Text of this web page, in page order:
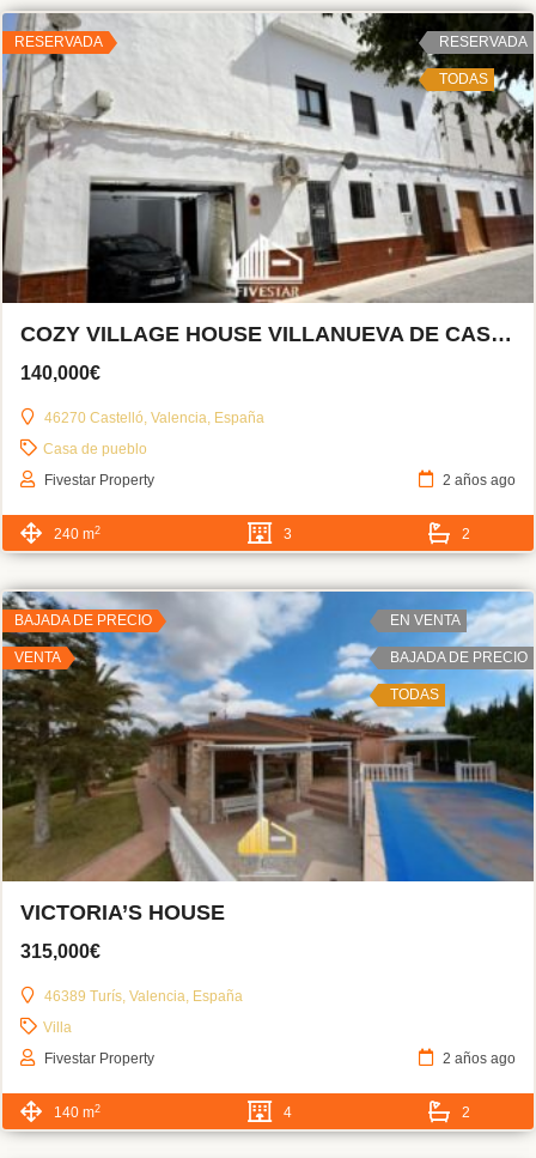
RESERVADA RESERVADA
TODAS
COZY VILLAGE HOUSE VILLANUEVA DE CASTELLÓN
140,000€
46270 Castelló, Valencia, España
Casa de pueblo
Fivestar Property
2 años ago
240 m2 3 2
BAJADA DE PRECIO
VENTA
EN VENTA
BAJADA DE PRECIO
TODAS
VICTORIA’S HOUSE
315,000€
46389 Turís, Valencia, España
Villa
Fivestar Property
2 años ago
140 m2 4 2